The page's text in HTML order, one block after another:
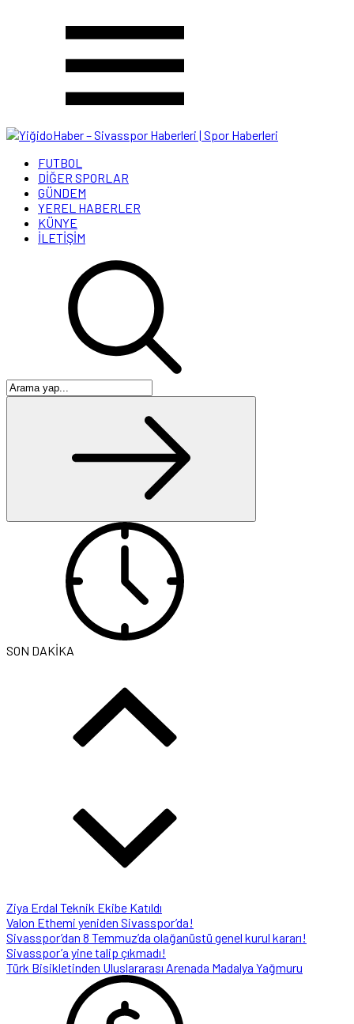
FUTBOL
DİĞER SPORLAR
GÜNDEM
YEREL HABERLER
KÜNYE
İLETİŞİM
SON DAKİKA
Ziya Erdal Teknik Ekibe Katıldı
Valon Ethemi yeniden Sivasspor’da!
Sivasspor’dan 8 Temmuz’da olağanüstü genel kurul kararı!
Sivasspor’a yine talip çıkmadı!
Türk Bisikletinden Uluslararası Arenada Madalya Yağmuru